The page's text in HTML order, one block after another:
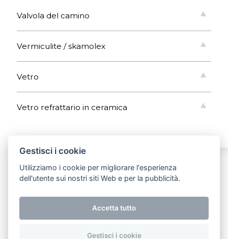
Valvola del camino
Vermiculite / skamolex
Vetro
Vetro refrattario in ceramica
Copyright 2026 Storch Kamine. All rights reserved.
Gestisci i cookie
Utilizziamo i cookie per migliorare l'esperienza
dell'utente sui nostri siti Web e per la pubblicità.
Accetta tutto
Gestisci i cookie